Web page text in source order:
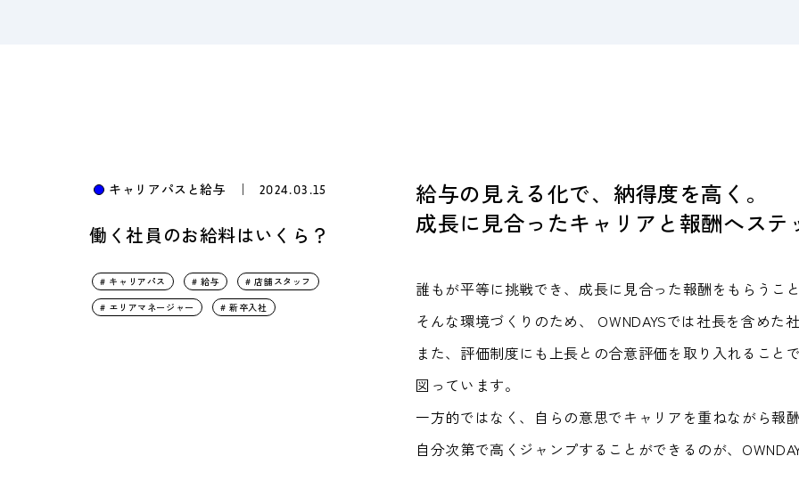
キャリアパスと給与 ｜ 2024.03.15
働く社員のお給料はいくら？
# キャリアパス # 給与
# 店舗スタッフ
# エリアマネージャー
# 新卒入社
給与の見える化で、納得度を高く。
成長に見合ったキャリアと報酬へステ
誰もが平等に挑戦でき、成長に見合った報酬をもらうこと
そんな環境づくりのため、 OWNDAYSでは社長を含めた
また、評価制度にも上長との合意評価を取り入れること
図っています。
一方的ではなく、自らの意思でキャリアを重ねながら報
自分次第で高くジャンプすることができるのが、